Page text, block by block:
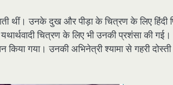
थीं। उनके दुख और पीड़ा के चित्रण के लिए हिंदी
चित्रण के लिए भी उनकी प्रशंसा की गई।
गया। उनकी अभिनेत्री श्यामा से गहरी